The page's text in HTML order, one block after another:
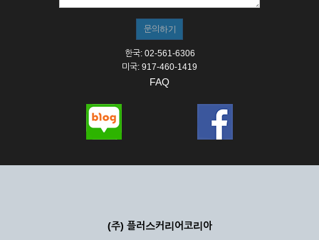
한국: 02-561-6306
미국: 917-460-1419
FAQ
(주) 플러스커리어코리아